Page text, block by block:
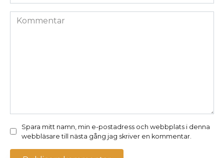
Kommentar
Spara mitt namn, min e-postadress och webbplats i denna
webbläsare till nästa gång jag skriver en kommentar.